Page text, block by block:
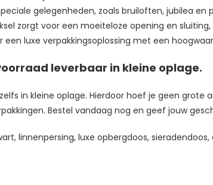
gelegenheden, zoals bruiloften, jubilea
zorgt voor een moeiteloze opening en
luxe verpakkingsoplossing met een
leverbaar in kleine oplage.
in kleine oplage. Hierdoor hoef je geen
Bestel vandaag nog en geef jouw
linnenpersing, luxe opbergdoos,